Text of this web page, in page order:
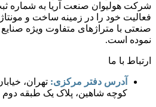
فعالیت خود را در زمینه ساخت و
صنعتی با متراژهای متفاوت ویژه
نموده است.
ارتباط با ما
آدرس دفتر مرکزی: تهران،
کوچه شاهین، پلاک یک طبقه دوم